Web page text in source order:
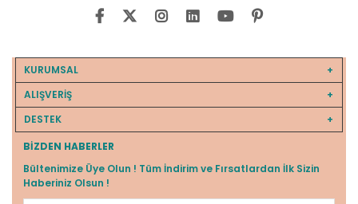
KURUMSAL
ALIŞVERİŞ
DESTEK
BIZDEN HABERLER
Bültenimize Üye Olun ! Tüm İndirim ve Fırsatlardan İlk Sizin
Haberiniz Olsun !